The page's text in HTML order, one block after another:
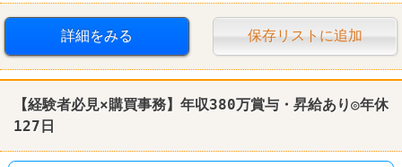
詳細をみる 保存リストに追加
【経験者必見×購買事務】年収380万賞与・昇給あり◎年休
127日